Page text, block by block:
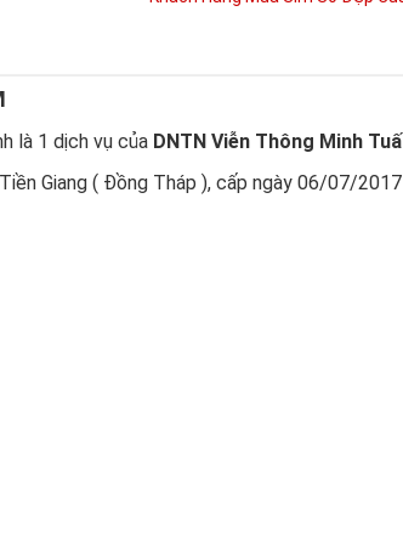
là 1 dịch vụ của DNTN Viễn Thông Minh
Giang ( Đồng Tháp ), cấp ngày 06/07/2017